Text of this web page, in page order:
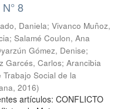
8
Daniela; Vivanco Muñoz,
; Salamé Coulon, Ana
Gómez, Denise;
Garcés, Carlos; Arancibia
Trabajo Social de la
, 2016)
artículos: CONFLICTO